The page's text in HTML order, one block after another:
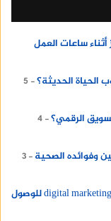
ساعات العمل
الحياة الحديثة؟
5
الرقمي؟ 4
وفوائده الصحية
3
لماذا تعتمد المؤسسات الإخبارية على digital marketing in oman للوصول